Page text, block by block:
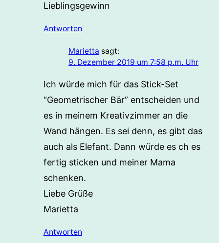
Lieblingsgewinn
Antworten
Marietta sagt:
9. Dezember 2019 um 7:58 p.m. Uhr
Ich würde mich für das Stick-Set
“Geometrischer Bär” entscheiden und
es in meinem Kreativzimmer an die
Wand hängen. Es sei denn, es gibt das
auch als Elefant. Dann würde es ch es
fertig sticken und meiner Mama
schenken.
Liebe Grüße
Marietta
Antworten